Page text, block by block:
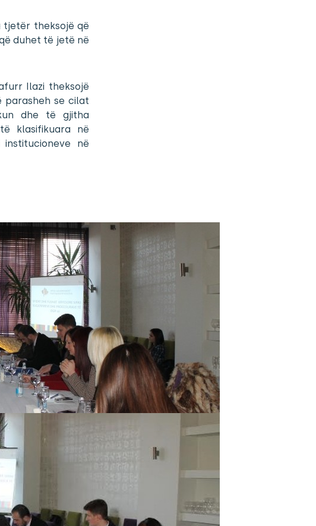
tjetër theksojë që
duhet të jetë në
Ilazi theksojë
parasheh se cilat
dhe të gjitha
klasifikuara në
në